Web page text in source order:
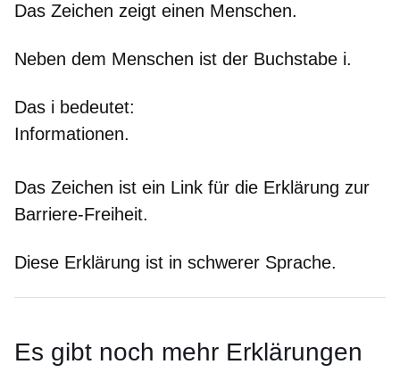
Das Zeichen zeigt einen Menschen.
Neben dem Menschen ist der Buchstabe i.
Das i bedeutet:
Informationen.
Das Zeichen ist ein Link für die Erklärung zur
Barriere-Freiheit.
Diese Erklärung ist in schwerer Sprache.
Es gibt noch mehr Erklärungen